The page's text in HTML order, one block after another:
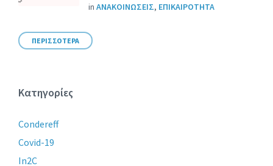
in ΑΝΑΚΟΙΝΩΣΕΙΣ, ΕΠΙΚΑΙΡΟΤΗΤΑ
ΠΕΡΙΣΣΟΤΕΡΑ
Κατηγορίες
Condereff
Covid-19
In2C